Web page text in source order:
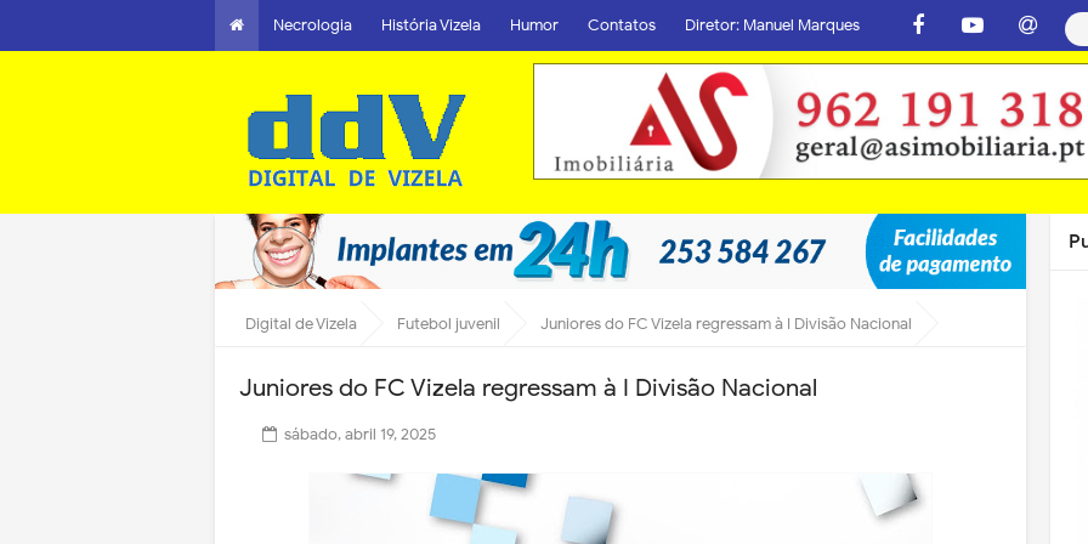
Necrologia História Vizela Humor Contatos Diretor: Manuel Marques
Digital de Vizela Futebol juvenil Juniores do FC Vizela regressam à I Divisão Nacional
Juniores do FC Vizela regressam à I Divisão Nacional
sábado, abril 19, 2025